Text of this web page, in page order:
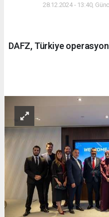
28.12.2024 - 13:40,
DAFZ, Türkiye